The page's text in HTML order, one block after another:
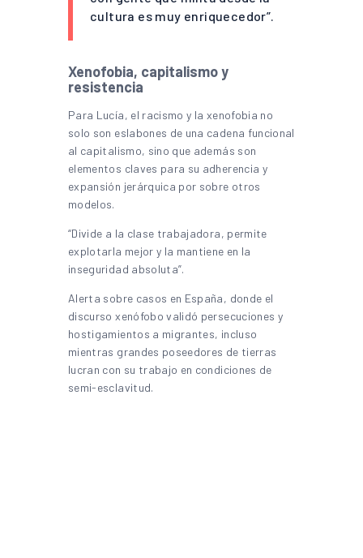
cultura es muy enriquecedor”.
Xenofobia, capitalismo y
resistencia
Para Lucía, el racismo y la xenofobia no
solo son eslabones de una cadena funcional
al capitalismo, sino que además son
elementos claves para su adherencia y
expansión jerárquica por sobre otros
modelos.
“Divide a la clase trabajadora, permite
explotarla mejor y la mantiene en la
inseguridad absoluta”.
Alerta sobre casos en España, donde el
discurso xenófobo validó persecuciones y
hostigamientos a migrantes, incluso
mientras grandes poseedores de tierras
lucran con su trabajo en condiciones de
semi-esclavitud.